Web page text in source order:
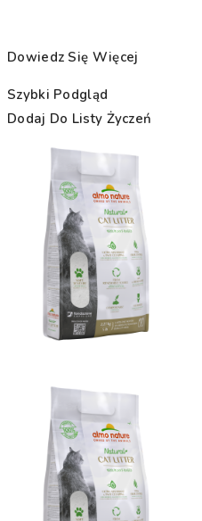
Dowiedz Się Więcej
Szybki Podgląd
Dodaj Do Listy Życzeń